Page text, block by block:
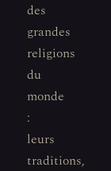
des
grandes
religions
du
monde
:
leurs
traditions,